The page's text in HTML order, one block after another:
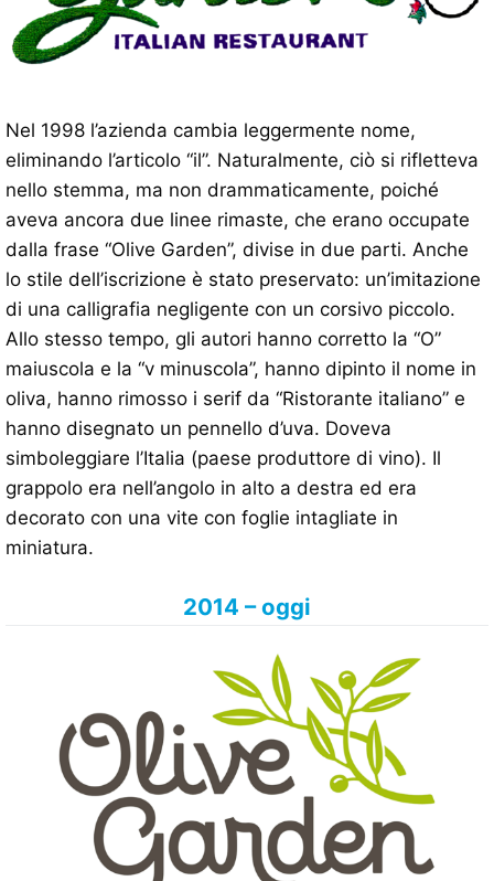
Nel 1998 l’azienda cambia leggermente nome,
eliminando l’articolo “il”. Naturalmente, ciò si rifletteva
nello stemma, ma non drammaticamente, poiché
aveva ancora due linee rimaste, che erano occupate
dalla frase “Olive Garden”, divise in due parti. Anche
lo stile dell’iscrizione è stato preservato: un’imitazione
di una calligrafia negligente con un corsivo piccolo.
Allo stesso tempo, gli autori hanno corretto la “O”
maiuscola e la “v minuscola”, hanno dipinto il nome in
oliva, hanno rimosso i serif da “Ristorante italiano” e
hanno disegnato un pennello d’uva. Doveva
simboleggiare l’Italia (paese produttore di vino). Il
grappolo era nell’angolo in alto a destra ed era
decorato con una vite con foglie intagliate in
miniatura.
2014 – oggi